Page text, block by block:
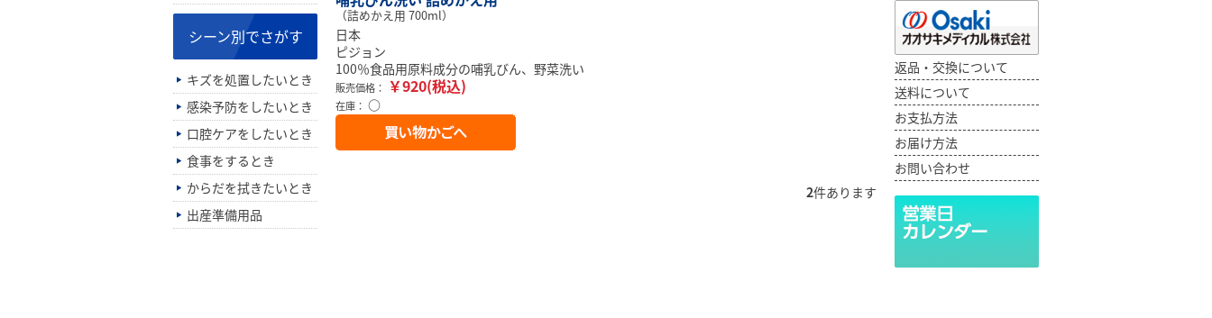
（詰めかえ用 700ml）
日本
ピジョン
100％食品用原料成分の哺乳びん、野菜洗い
販売価格： ￥920(税込)
在庫： ○
2件あります
シーン別でさがす
キズを処置したいとき
感染予防をしたいとき
口腔ケアをしたいとき
食事をするとき
からだを拭きたいとき
出産準備用品
返品・交換について
送料について
お支払方法
お届け方法
お問い合わせ